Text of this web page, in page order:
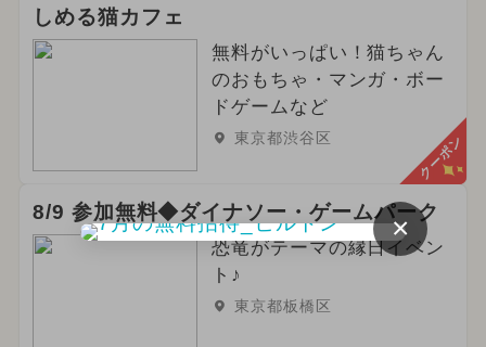
しめる猫カフェ
無料がいっぱい！猫ちゃん
のおもちゃ・マンガ・ボー
ドゲームなど
東京都渋谷区 クーポン
8/9 参加無料◆ダイナソー・ゲームパーク
恐竜がテーマの縁日イベン
ト♪
東京都板橋区
×